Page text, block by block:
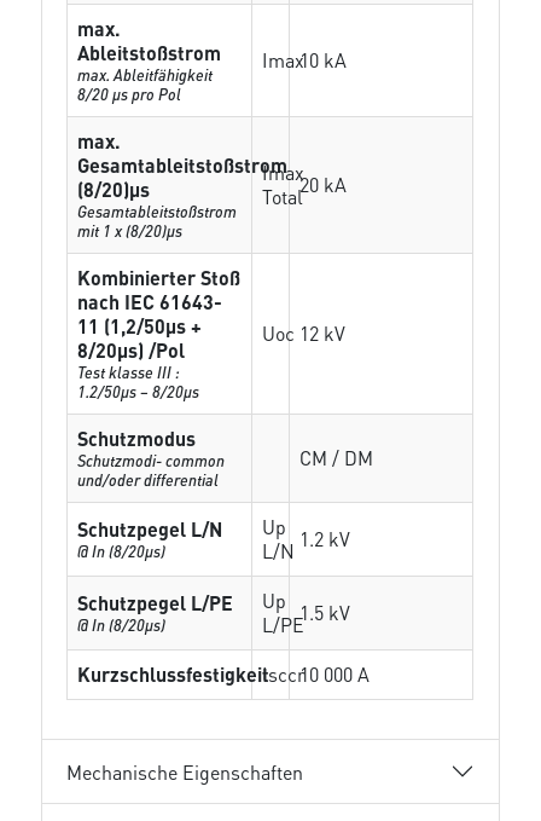
max.
Ableitstoßstrom
max. Ableitfähigkeit
8/20 µs pro Pol
Imax10 kA
max.
Gesamtableitstoßstrom
(8/20)µs
Gesamtableitstoßstrom
mit 1 x (8/20)µs
Imax
Total20 kA
Kombinierter Stoß
nach IEC 61643-
11 (1,2/50µs +
8/20µs) /Pol
Test klasse III :
1.2/50µs – 8/20µs
Uoc 12 kV
Schutzmodus
Schutzmodi- common
und/oder differential
CM / DM
Schutzpegel L/N
@ In (8/20µs)
Up
L/N 1.2 kV
Schutzpegel L/PE
@ In (8/20µs)
Up
L/PE1.5 kV
KurzschlussfestigkeitIsccr10 000 A
Mechanische Eigenschaften